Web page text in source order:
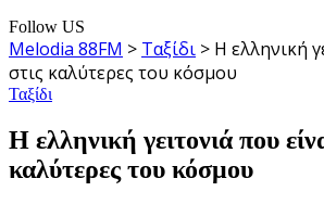
Follow US
Melodia 88FM > Ταξίδι > Η ελληνική
στις καλύτερες του κόσμου
Ταξίδι
Η ελληνική γειτονιά που
καλύτερες του κόσμου